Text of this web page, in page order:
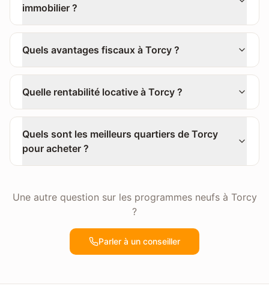
immobilier ?
Quels avantages fiscaux à Torcy ?
Quelle rentabilité locative à Torcy ?
Quels sont les meilleurs quartiers de Torcy
pour acheter ?
Une autre question sur les programmes neufs à Torcy
?
Parler à un conseiller